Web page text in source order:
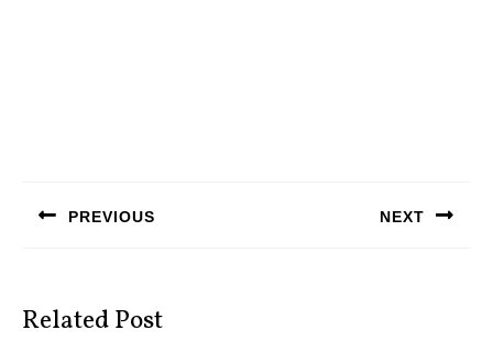
записям
PREVIOUS NEXT
Related Post